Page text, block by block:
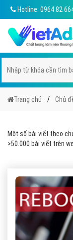
Hotline: 0964 82
Trang chủ Chủ
Một số bài viết theo
>50.000 bài viết trên